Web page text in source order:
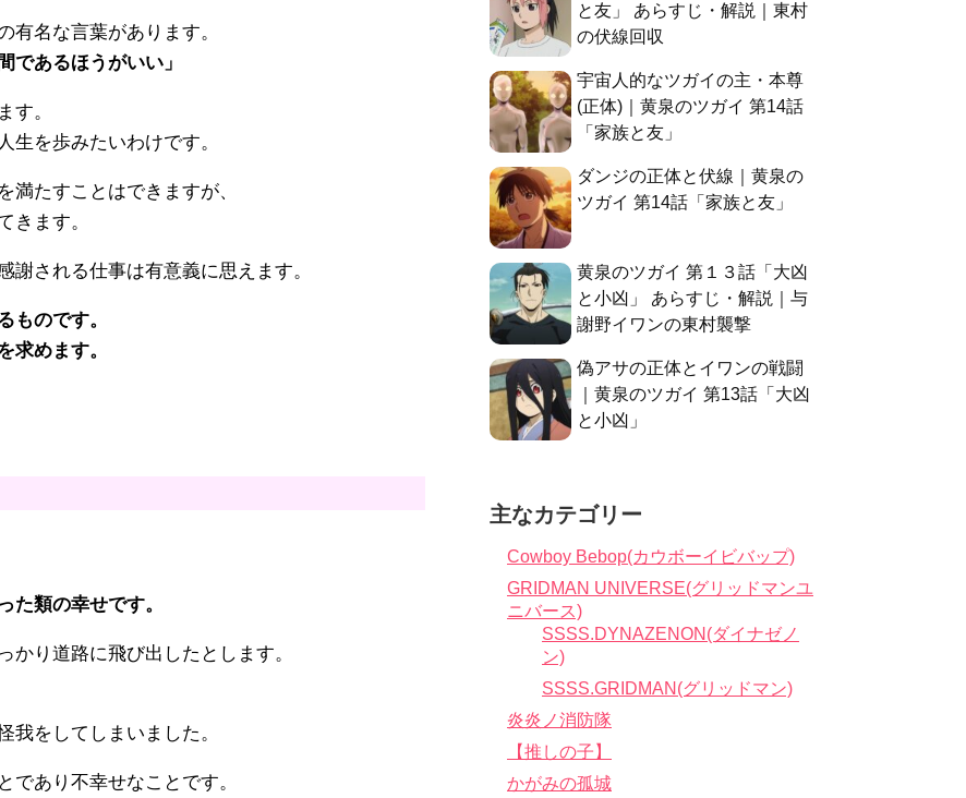
有名な言葉があります。
であるほうがいい」
す。
生を歩みたいわけです。
満たすことはできますが、
きます。
謝される仕事は有意義に思えます。
ものです。
求めます。
た類の幸せです。
り道路に飛び出したとします。
我をしてしまいました。
であり不幸せなことです。
と友」 あらすじ・解説｜東村
の伏線回収
宇宙人的なツガイの主・本尊
(正体)｜黄泉のツガイ 第14話
「家族と友」
ダンジの正体と伏線｜黄泉の
ツガイ 第14話「家族と友」
黄泉のツガイ 第１３話「大凶
と小凶」 あらすじ・解説｜与
謝野イワンの東村襲撃
偽アサの正体とイワンの戦闘
｜黄泉のツガイ 第13話「大凶
と小凶」
主なカテゴリー
Cowboy Bebop(カウボーイビバップ)
GRIDMAN UNIVERSE(グリッドマンユ
ニバース)
SSSS.DYNAZENON(ダイナゼノ
ン)
SSSS.GRIDMAN(グリッドマン)
炎炎ノ消防隊
【推しの子】
かがみの孤城